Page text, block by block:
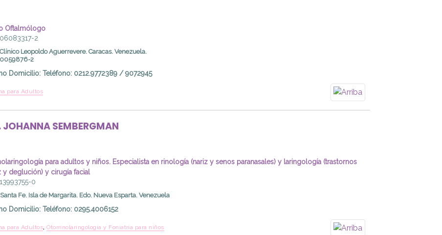
Oftalmólogo
2
Leopoldo Aguerrevere. Caracas. Venezuela.
2
Domicilio: Teléfono: 0212.9772389 / 9072945
para Adultos
JOHANNASEMBERGMAN
para adultos y niños. Especialista en rinología (nariz y senos paranasales) y laringología (trastornos
y deglución) y cirugía facial
0
Fe. Isla de Margarita. Edo. Nueva Esparta. Venezuela
Domicilio: Teléfono: 0295.4006152
para Adultos,Otorrinolaringología y Foniatría para niños